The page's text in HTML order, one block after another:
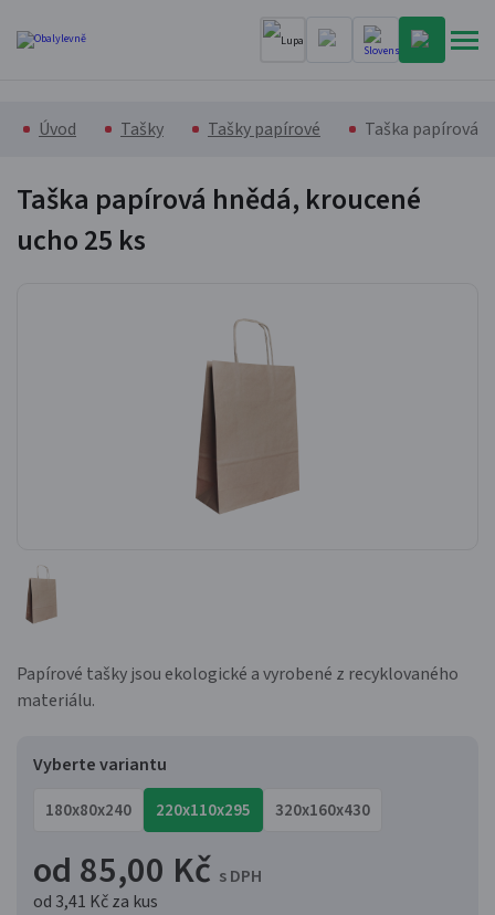
Úvod Tašky Tašky papírové Taška papírová
Taška papírová hnědá, kroucené
ucho25 ks
Papírové tašky jsou ekologické a vyrobené z recyklovaného
materiálu.
Vyberte variantu
180x80x240 220x110x295 320x160x430
od 85,00 Kč s DPH
od 3,41 Kčza kus